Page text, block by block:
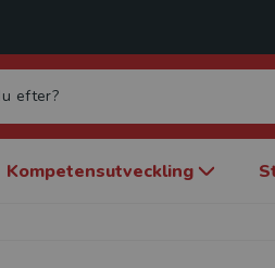
Kompetensutveckling